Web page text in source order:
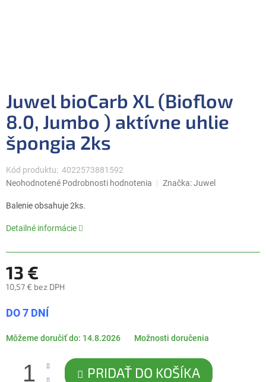
Juwel bioCarb XL (Bioflow
8.0, Jumbo ) aktívne uhlie
špongia 2ks
Kód produktu: 4022573881592
Priemerné
produktu
0,0
5
Neohodnotené Podrobnosti hodnotenia Značka:Juwel
Balenie obsahuje 2ks.
Detailné informácie
13 €
10,57 € bez DPH
cena:
DO 7 DNÍ
Môžeme doručiť do: 14.8.2026 Možnosti doručenia
PRIDAŤ DO KOŠÍKA